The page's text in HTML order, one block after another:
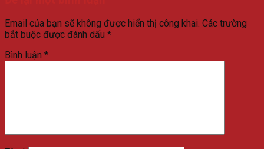
Email của bạn sẽ không được hiển thị công khai. Các trường
bắt buộc được đánh dấu *
Bình luận *